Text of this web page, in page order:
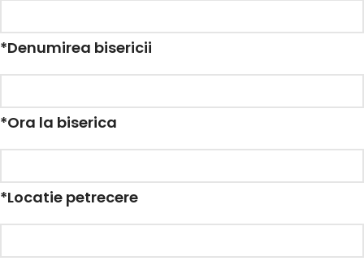
*Denumirea bisericii
*Ora la biserica
*Locatie petrecere